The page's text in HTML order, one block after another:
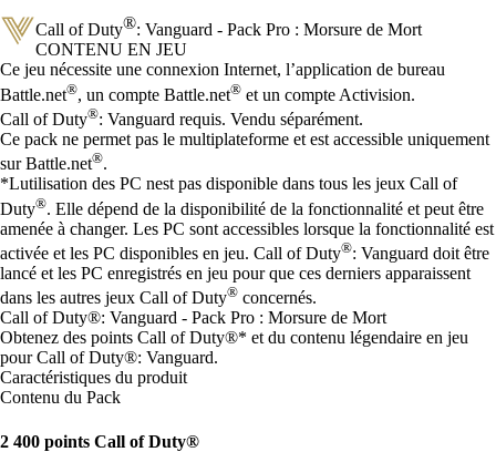
Call of Duty®: Vanguard - Pack Pro : Morsure de Mort
CONTENU EN JEU
Prix
Available actions
Ce jeu nécessite une connexion Internet, l’application de bureau
Battle.net®, un compte Battle.net® et un compte Activision.
Call of Duty®: Vanguard requis. Vendu séparément.
Ce pack ne permet pas le multiplateforme et est accessible uniquement
sur Battle.net®.
*Lutilisation des PC nest pas disponible dans tous les jeux Call of
Duty®. Elle dépend de la disponibilité de la fonctionnalité et peut être
amenée à changer. Les PC sont accessibles lorsque la fonctionnalité est
activée et les PC disponibles en jeu. Call of Duty®: Vanguard doit être
lancé et les PC enregistrés en jeu pour que ces derniers apparaissent
dans les autres jeux Call of Duty® concernés.
Call of Duty®: Vanguard - Pack Pro : Morsure de Mort
Obtenez des points Call of Duty®* et du contenu légendaire en jeu
pour Call of Duty®: Vanguard.
Caractéristiques du produit
Contenu du Pack
2 400 points Call of Duty®